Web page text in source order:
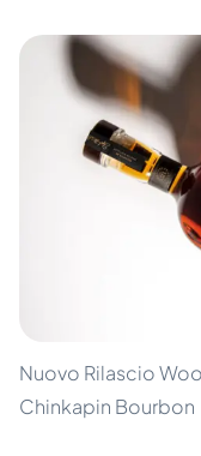
Nuovo Rilascio
Chinkapin Bourbon